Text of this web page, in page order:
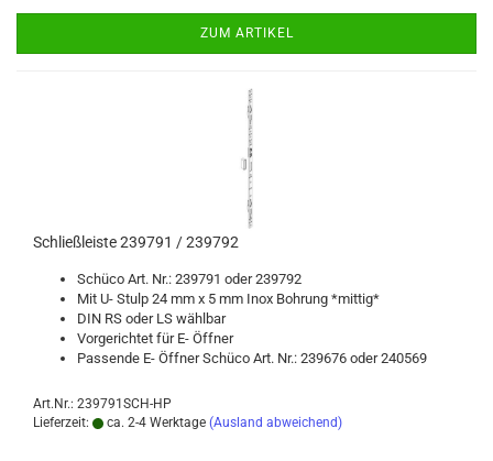
ZUM ARTIKEL
Schließ­leis­te 239791 / 239792
Schü­co Art. Nr.: 239791 oder 239792
Mit U- Stulp 24 mm x 5 mm Inox Boh­rung *mit­tig*
DIN RS oder LS wähl­bar
Vor­ge­rich­tet für E- Öff­ner
Pas­sen­de E- Öff­ner Schü­co Art. Nr.: 239676 oder 240569
Art.Nr.: 239791SCH-HP
Lieferzeit:
ca. 2-4 Werktage (Ausland abweichend)